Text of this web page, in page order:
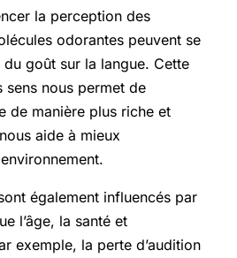
la perception des
odorantes peuvent se
goût sur la langue. Cette
sens nous permet de
de manière plus riche et
aide à mieux
également influencés par
l’âge, la santé et
exemple, la perte d’audition